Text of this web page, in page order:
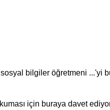
bilgiler öğretmeni ...'yi
için buraya davet